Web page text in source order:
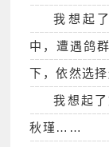
我想起
中，遭遇鸽
下，依然选
我想起
秋瑾……